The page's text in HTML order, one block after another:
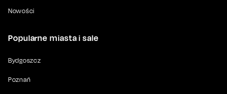
Nowości
Popularne miasta i sale
Bydgoszcz
Poznań